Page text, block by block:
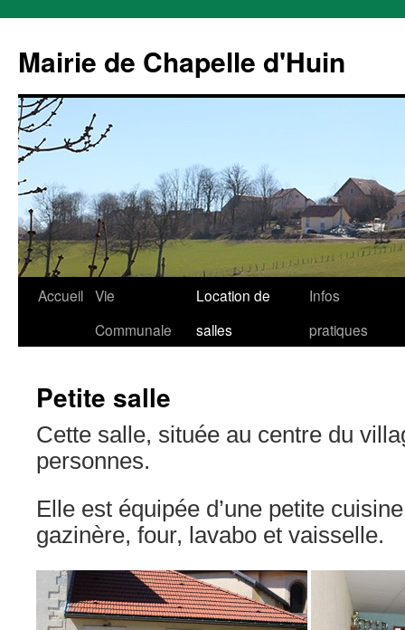
Mairie de Chapelle d'Huin
Aller
Accueil Vie
Communale
Location de
salles
Infos
pratiques
Petite salle
Cette salle, située au centre du
personnes.
Elle est équipée d’une petite
gazinère, four, lavabo et vaisselle.